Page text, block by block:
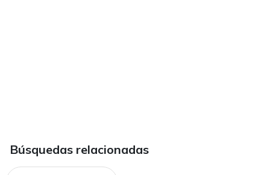
Búsquedas relacionadas